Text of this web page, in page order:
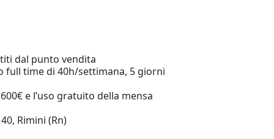
dal punto vendita
full time di 40h/settimana, 5 giorni
e l’uso gratuito della mensa
Rimini (Rn)